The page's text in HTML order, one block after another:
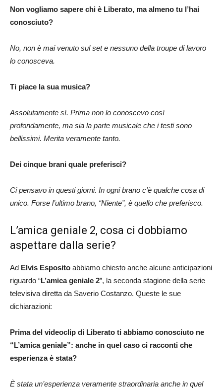
Non vogliamo sapere chi è Liberato, ma almeno tu l’hai
conosciuto?
No, non è mai venuto sul set e nessuno della troupe di lavoro
lo conosceva.
Ti piace la sua musica?
Assolutamente sì. Prima non lo conoscevo così
profondamente, ma sia la parte musicale che i testi sono
bellissimi. Merita veramente tanto.
Dei cinque brani quale preferisci?
Ci pensavo in questi giorni. In ogni brano c’è qualche cosa di
unico. Forse l’ultimo brano, “Niente”, è quello che preferisco.
L’amica geniale 2, cosa ci dobbiamo
aspettare dalla serie?
Ad Elvis Esposito abbiamo chiesto anche alcune anticipazioni
riguardo “L’amica geniale 2”, la seconda stagione della serie
televisiva diretta da Saverio Costanzo. Queste le sue
dichiarazioni:
Prima del videoclip di Liberato ti abbiamo conosciuto ne
“L’amica geniale”: anche in quel caso ci racconti che
esperienza è stata?
È stata un’esperienza veramente straordinaria anche in quel